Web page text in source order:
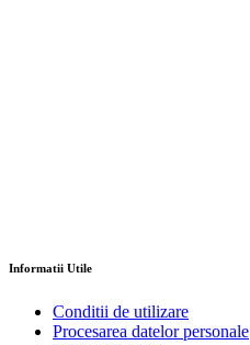
Informatii Utile
Conditii de utilizare
Procesarea datelor personale